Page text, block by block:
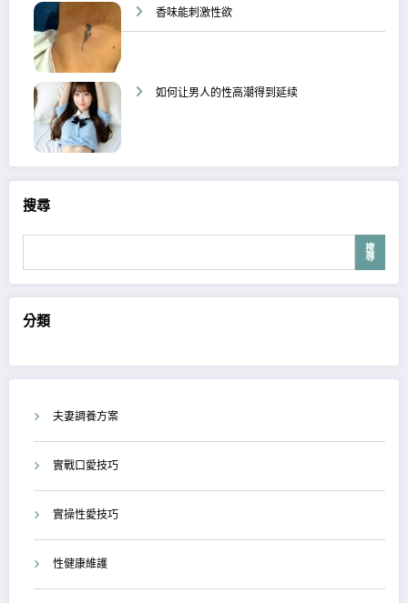
香味能刺激性欲
如何让男人的性高潮得到延续
搜尋
搜
尋
分類
夫妻調養方案
實戰口愛技巧
實操性愛技巧
性健康維護